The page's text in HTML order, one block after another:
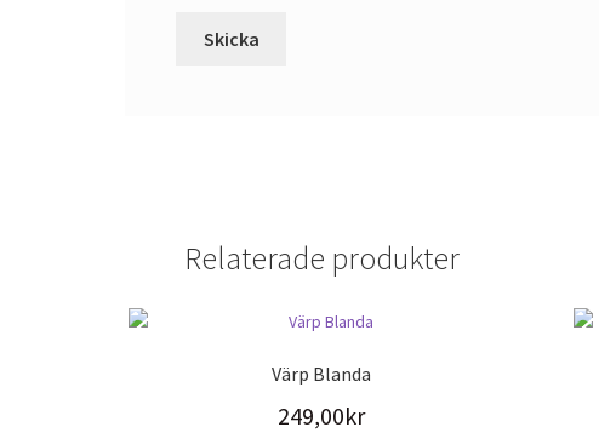
Relaterade produkter
Värp Blanda
249,00kr